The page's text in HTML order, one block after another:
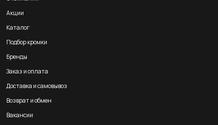
Акции
Каталог
Подбор кромки
Бренды
Заказ и оплата
Доставка и самовывоз
Возврат и обмен
Вакансии